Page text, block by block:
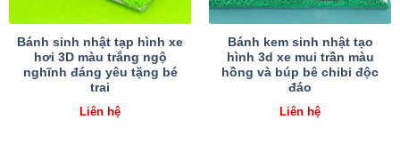
Bánh sinh nhật tạp hình xe
hơi 3D màu trắng ngộ
nghĩnh đáng yêu tặng bé
trai
Liên hệ
Bánh kem sinh nhật tạo
hình 3d xe mui trần màu
hồng và búp bê chibi độc
đáo
Liên hệ